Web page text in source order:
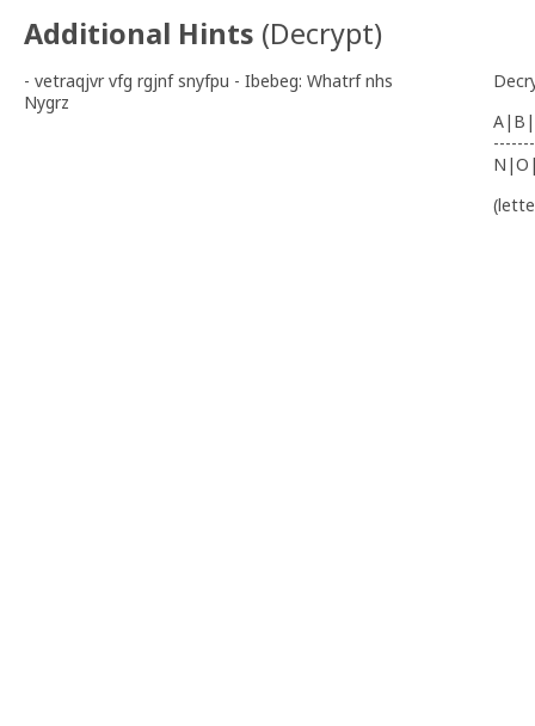
Additional Hints (Decrypt)
- vetraqjvr vfg rgjnf snyfpu - Ibebeg: Whatrf nhs
Nygrz